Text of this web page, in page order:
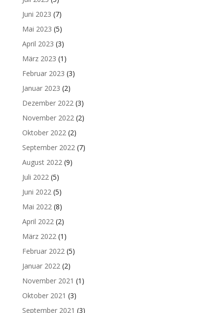
Juni 2023 (7)
Mai 2023 (5)
April 2023 (3)
März 2023 (1)
Februar 2023 (3)
Januar 2023 (2)
Dezember 2022(3)
November 2022(2)
Oktober 2022(2)
September 2022(7)
August 2022(9)
Juli 2022(5)
Juni 2022(5)
Mai 2022(8)
April 2022(2)
März 2022(1)
Februar 2022(5)
Januar 2022(2)
November 2021 (1)
Oktober 2021 (3)
September 2021 (3)